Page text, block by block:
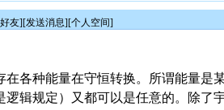
友][发送消息][个人空间]
各种能量在守恒转换。所谓能量是
辑规定）又都可以是任意的。除了